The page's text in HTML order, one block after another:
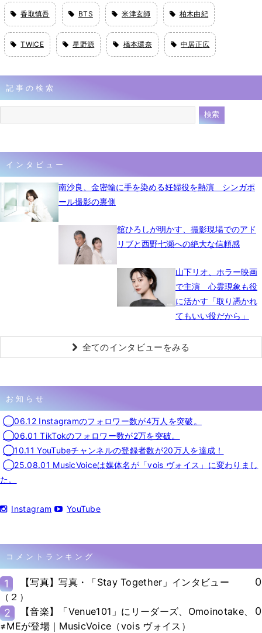
香取慎吾 BTS 米津玄師 柏木由紀
TWICE 星野源 橋本環奈 中居正広
記事の検索
インタビュー
南沙良、金密輸に手を染める妊婦役を熱演 シンガポ
ール撮影の裏側
舘ひろしが明かす、撮影現場でのアド
リブと西野七瀬への絶大な信頼感
山下リオ、ホラー映画
で主演 心霊現象も役
に活かす「取り憑かれ
てもいい役だから」
全てのインタビューをみる
お知らせ
◯06.12 Instagramのフォロワー数が4万人を突破。
◯06.01 TikTokのフォロワー数が2万を突破。
◯10.11 YouTubeチャンネルの登録者数が20万人を達成！
◯25.08.01 MusicVoiceは媒体名が「vois ヴォイス」に変わりまし
た。
Instagram YouTube
コメントランキング
1
【写真】写真・「Stay Together」インタビュー
（２）
0
2
【音楽】「Venue101」にリーダーズ、Omoinotake、
≠MEが登場｜MusicVoice（vois ヴォイス）
0